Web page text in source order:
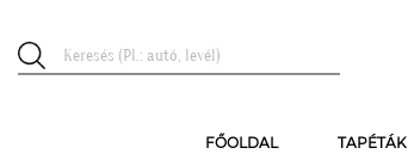
FŐOLDAL TAPÉTÁK